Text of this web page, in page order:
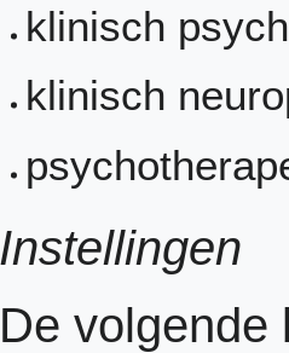
klinisch
klinisch
Instellingen
De volgende